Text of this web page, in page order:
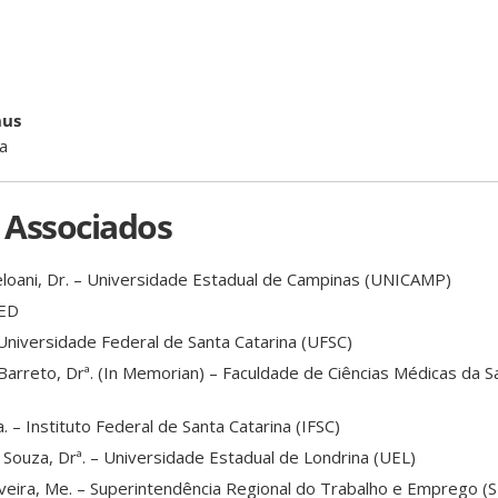
Dr. – Universidade Estadual de Campinas (UNICAMP)
Federal de Santa Catarina (UFSC)
Drª. (In Memorian) – Faculdade de Ciências Médicas da
– Instituto Federal de Santa Catarina (IFSC)
Drª. – Universidade Estadual de Londrina (UEL)
Me. – Superintendência Regional do Trabalho e Emprego